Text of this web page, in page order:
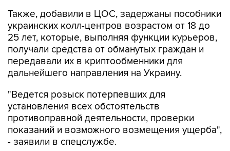
Также, добавили в ЦОС, задержаны пособники
украинских колл-центров возрастом от 18 до
25 лет, которые, выполняя функции курьеров,
получали средства от обманутых граждан и
передавали их в криптообменники для
дальнейшего направления на Украину.
"Ведется розыск потерпевших для
установления всех обстоятельств
противоправной деятельности, проверки
показаний и возможного возмещения ущерба",
- заявили в спецслужбе.